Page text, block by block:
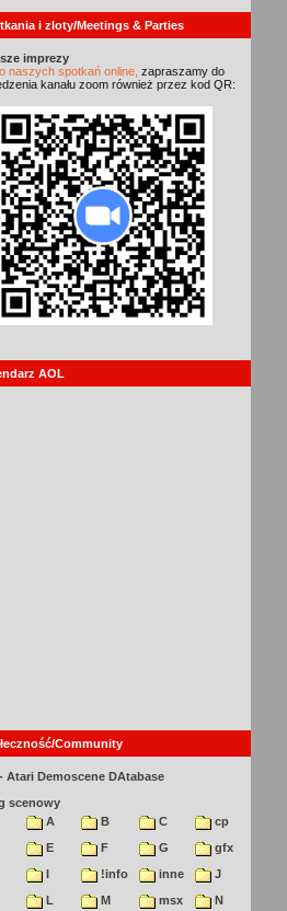
i zloty/Meetings & Parties
imprezy
naszych spotkań online, zapraszamy do
kanału zoom również przez kod QR:
AOL
Community
Atari Demoscene DAtabase
scenowy
A B C
cp
E F G
gfx
I !info inne
J
L M msx
N